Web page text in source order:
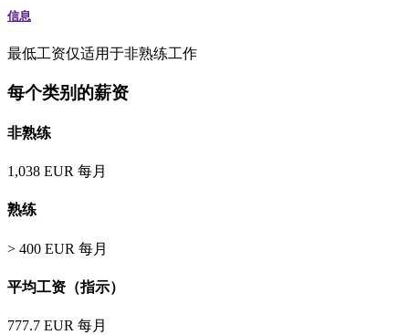
信息
最低工资仅适用于非熟练工作
每个类别的薪资
非熟练
1,038 EUR 每月
熟练
> 400 EUR 每月
平均工资（指示）
777.7 EUR 每月